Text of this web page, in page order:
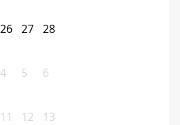
26 27 28
4 5 6
11 12 13